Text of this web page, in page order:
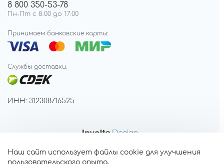
8 800 350-53-78
Пн-Пт с 8:00 до 17:00
Принимаем банковские карты:
Службы доставки:
ИНН: 312308716525
Наш сайт использует файлы cookie для улучшения
пользовательского опыта.